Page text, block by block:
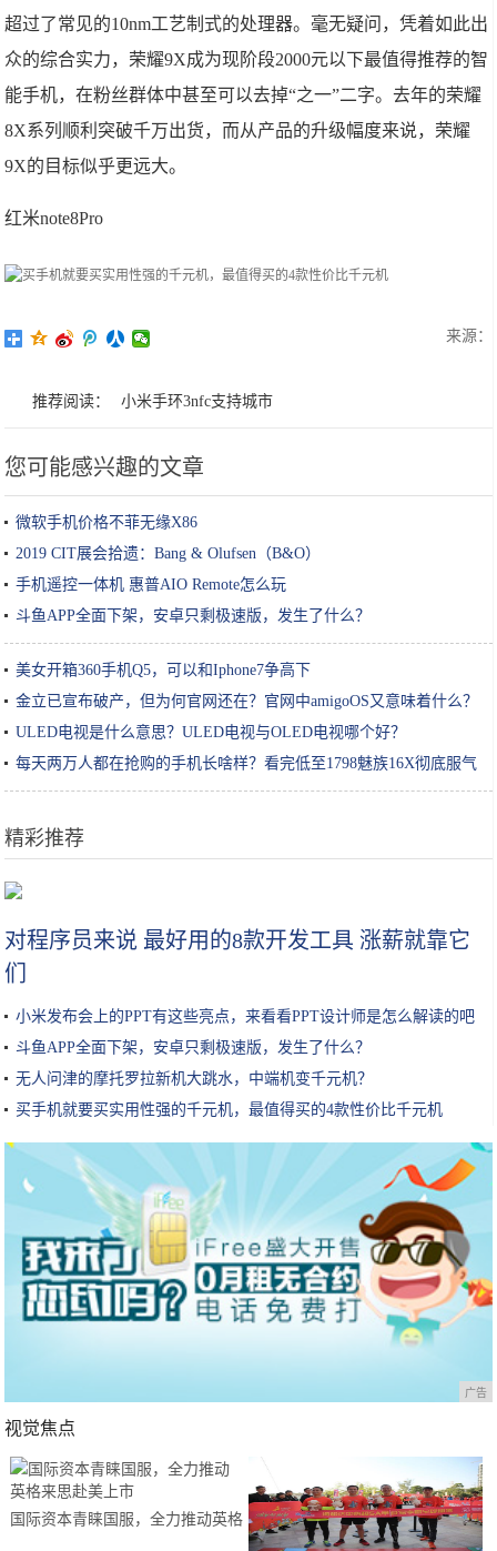
超过了常见的10nm工艺制式的处理器。毫无疑问，凭着如此出
众的综合实力，荣耀9X成为现阶段2000元以下最值得推荐的智
能手机，在粉丝群体中甚至可以去掉“之一”二字。去年的荣耀
8X系列顺利突破千万出货，而从产品的升级幅度来说，荣耀
9X的目标似乎更远大。
红米note8Pro
来源：
推荐阅读： 小米手环3nfc支持城市
您可能感兴趣的文章
微软手机价格不菲无缘X86
2019 CIT展会拾遗：Bang & Olufsen（B&O）
手机遥控一体机 惠普AIO Remote怎么玩
斗鱼APP全面下架，安卓只剩极速版，发生了什么？
美女开箱360手机Q5，可以和Iphone7争高下
金立已宣布破产，但为何官网还在？官网中amigoOS又意味着什么？
ULED电视是什么意思？ULED电视与OLED电视哪个好？
每天两万人都在抢购的手机长啥样？看完低至1798魅族16X彻底服气
精彩推荐
对程序员来说 最好用的8款开发工具 涨薪就靠它
们
小米发布会上的PPT有这些亮点，来看看PPT设计师是怎么解读的吧
斗鱼APP全面下架，安卓只剩极速版，发生了什么？
无人问津的摩托罗拉新机大跳水，中端机变千元机？
买手机就要买实用性强的千元机，最值得买的4款性价比千元机
广告
视觉焦点
国际资本青睐国服，全力推动英格